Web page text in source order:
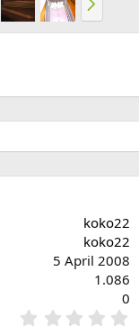
ä
c
koko22
koko22
5 April 2008
1.086
0